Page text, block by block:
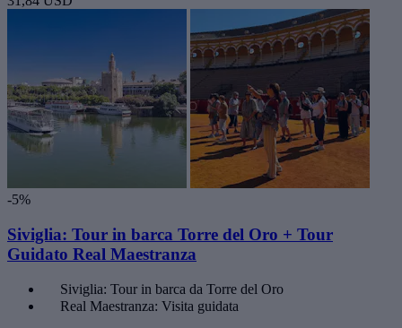
-5%
Siviglia: Tour in barca Torre del Oro + Tour
Guidato Real Maestranza
Siviglia: Tour in barca da Torre del Oro
Real Maestranza: Visita guidata